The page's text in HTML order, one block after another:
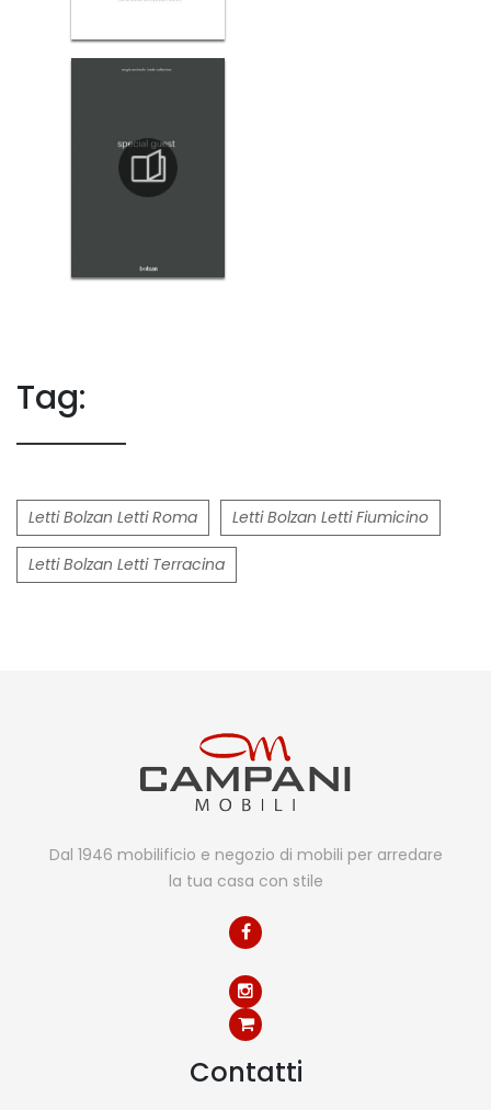
Tag:
Letti Bolzan Letti Roma Letti Bolzan Letti Fiumicino
Letti Bolzan Letti Terracina
Dal 1946 mobilificio e negozio di mobili per arredare
la tua casa con stile
Contatti